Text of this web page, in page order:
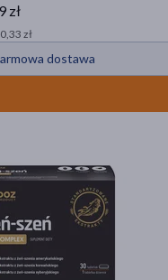
zł
zł
dostawa